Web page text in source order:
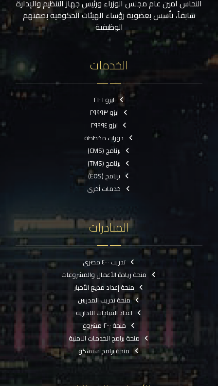
النحاس أمين عام مجلس الوزراء ورئيس جهاز التنظيم والإدارة
سابقاً، تأسس بعضوية رؤساء الهيئات الحكومية بصفتهم
الوظيفية
الخدمات
ايزو ٢١٠٠١
ايزو ٢٩٩٩٣
ايزو ٢٩٩٩٤
دورات مخططة
برنامج (CMS)
برنامج (TMS)
برنامج (EOS)
خدمات أخرى
المبادرات
تدريب ٤٠٠٠ مصري
منحة ريادة الأعمال والمشروعات
منحة إعداد مذيع الأخبار
منحة تدريب المدربين
اعداد القيادات الادارية
منحة ٢٠٠٠ مشروع
منحة برامج الخدمات الامنية
منحة برامج سيسكو